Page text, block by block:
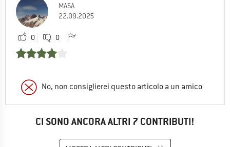
MASA
22.09.2025
0 0
No, non consiglierei questo articolo a un amico
CI SONO ANCORA ALTRI 7 CONTRIBUTI!